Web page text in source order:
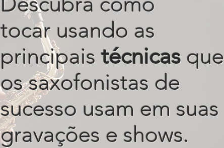
tocar usando as
principaistécnicas que
os saxofonistas de
sucesso usam em suas
gravações e shows.